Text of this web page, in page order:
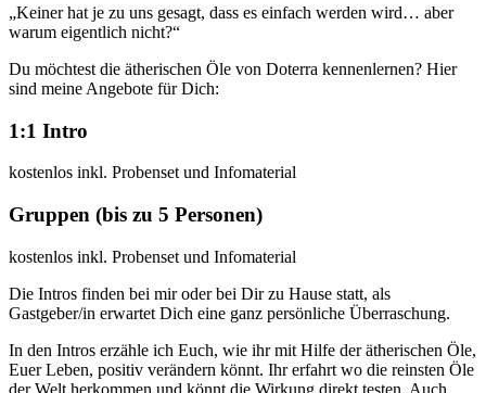
„Keiner hat je zu uns gesagt, dass es einfach werden wird… aber
warum eigentlich nicht?“
Du möchtest die ätherischen Öle von Doterra kennenlernen? Hier
sind meine Angebote für Dich:
1:1 Intro
kostenlos inkl. Probenset und Infomaterial
Gruppen (bis zu 5 Personen)
kostenlos inkl. Probenset und Infomaterial
Die Intros finden bei mir oder bei Dir zu Hause statt, als
Gastgeber/in erwartet Dich eine ganz persönliche Überraschung.
In den Intros erzähle ich Euch, wie ihr mit Hilfe der ätherischen Öle,
Euer Leben, positiv verändern könnt. Ihr erfahrt wo die reinsten Öle
der Welt herkommen und könnt die Wirkung direkt testen. Auch